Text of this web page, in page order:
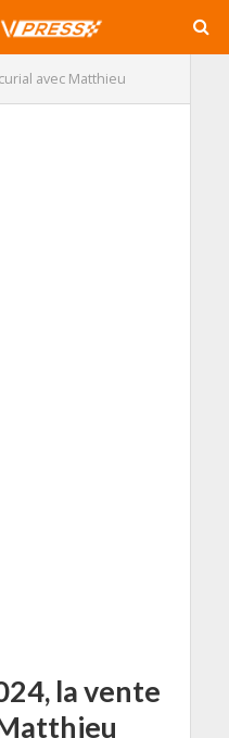
avec Matthieu
la vente